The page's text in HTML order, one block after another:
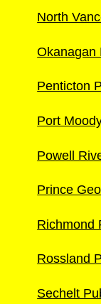
North
Okanagan
Penticton
Port
Powell
Prince
Richmond
Rossland
Sechelt